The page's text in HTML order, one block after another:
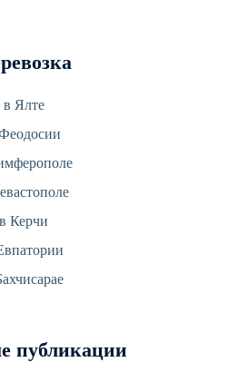
в Ялте
в Керчи
публикации